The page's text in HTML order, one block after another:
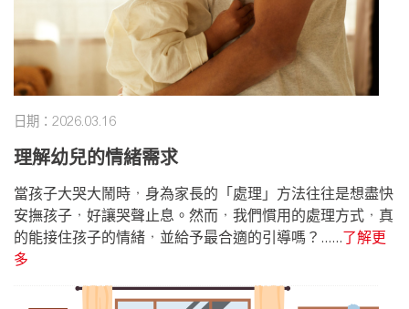
日期：2026.03.16
理解幼兒的情緒需求
當孩子大哭大鬧時，身為家長的「處理」方法往往是想盡快
安撫孩子，好讓哭聲止息。然而，我們慣用的處理方式，真
的能接住孩子的情緒，並給予最合適的引導嗎？......了解更
多